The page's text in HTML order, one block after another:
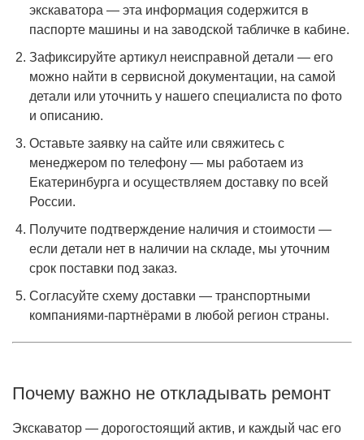
экскаватора — эта информация содержится в
паспорте машины и на заводской табличке в кабине.
Зафиксируйте артикул неисправной детали — его
можно найти в сервисной документации, на самой
детали или уточнить у нашего специалиста по фото
и описанию.
Оставьте заявку на сайте или свяжитесь с
менеджером по телефону — мы работаем из
Екатеринбурга и осуществляем доставку по всей
России.
Получите подтверждение наличия и стоимости —
если детали нет в наличии на складе, мы уточним
срок поставки под заказ.
Согласуйте схему доставки — транспортными
компаниями-партнёрами в любой регион страны.
Почему важно не откладывать ремонт
Экскаватор — дорогостоящий актив, и каждый час его